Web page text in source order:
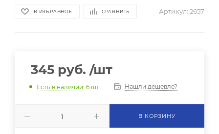
В ИЗБРАННОЕ СРАВНИТЬ Артикул: 2657
345 руб. /шт
Есть в наличии: 6 шт. Нашли дешевле?
В КОРЗИНУ